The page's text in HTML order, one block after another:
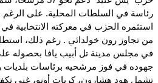
رئاسة في السلطات المحلية. على الرغم
استثمره الحزب في معركته الانتخابية في
من تجاوز رون خولدائي . رغم ذلك،
في مجلس مدينة تل أبيب يافا بحصوله
جهوده في فوز مرشحيه برئاسات
تشمل هود هشارون، كريات أونو، غني